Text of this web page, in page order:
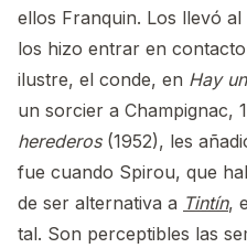
ellos Franquin. Los llevó
los hizo entrar en
ilustre, el conde, en Hay
un sorcier a Champignac,
herederos(1952), les
fue cuando Spirou, que
de ser alternativa a Tintín,
tal. Son perceptibles las